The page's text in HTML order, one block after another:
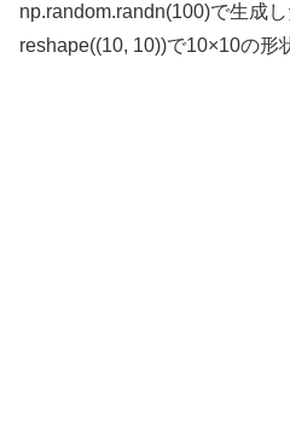
np.random.randn(100)で生成
reshape((10, 10))で10×10の形